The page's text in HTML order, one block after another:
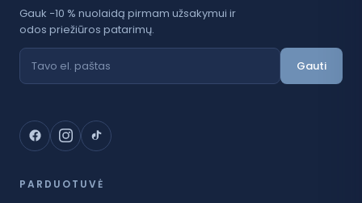
Gauk −10 % nuolaidą pirmam užsakymui ir
odos priežiūros patarimų.
Gauti
PARDUOTUVĖ